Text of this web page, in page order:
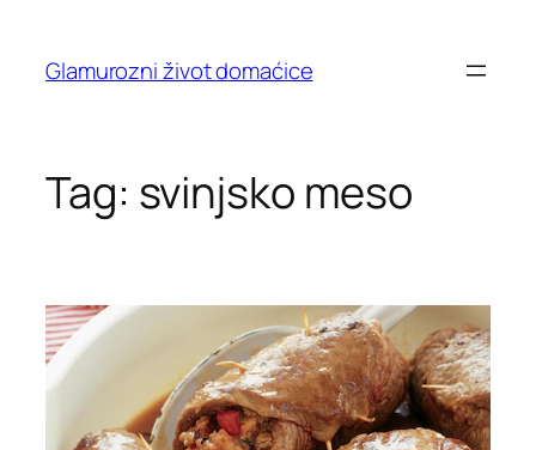
content
Glamurozni život domaćice
Tag: svinjsko meso